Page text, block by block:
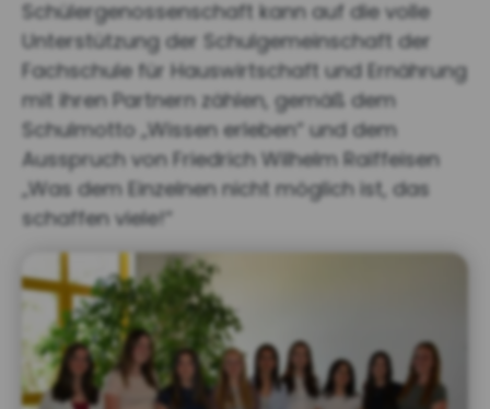
Schülergenossenschaft kann auf die volle
Unterstützung der Schulgemeinschaft der
Fachschule für Hauswirtschaft und Ernährung
mit ihren Partnern zählen, gemäß dem
Schulmotto „Wissen erleben“ und dem
Ausspruch von Friedrich Wilhelm Raiffeisen
„Was dem Einzelnen nicht möglich ist, das
schaffen viele!“